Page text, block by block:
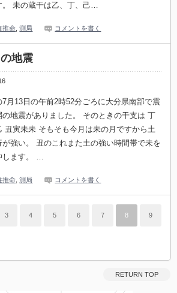
。 未の蔵干は乙、丁、己…
推命 ,測局 コメントを書く
地震
7月13日の午前2時52分ごろに大分県南部で震
の地震がありました。 そのときの干支は 丁
丑寅未未 そもそも今月は未の月ですから土
が強い。 丑のこれまた土の強い時間帯で未を
します。 …
推命 ,測局 コメントを書く
3 4 5 6 7 8 9
RETURN TOP